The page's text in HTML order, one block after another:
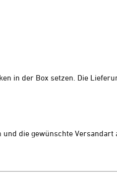
in der Box setzen. Die
die gewünschte Versandart